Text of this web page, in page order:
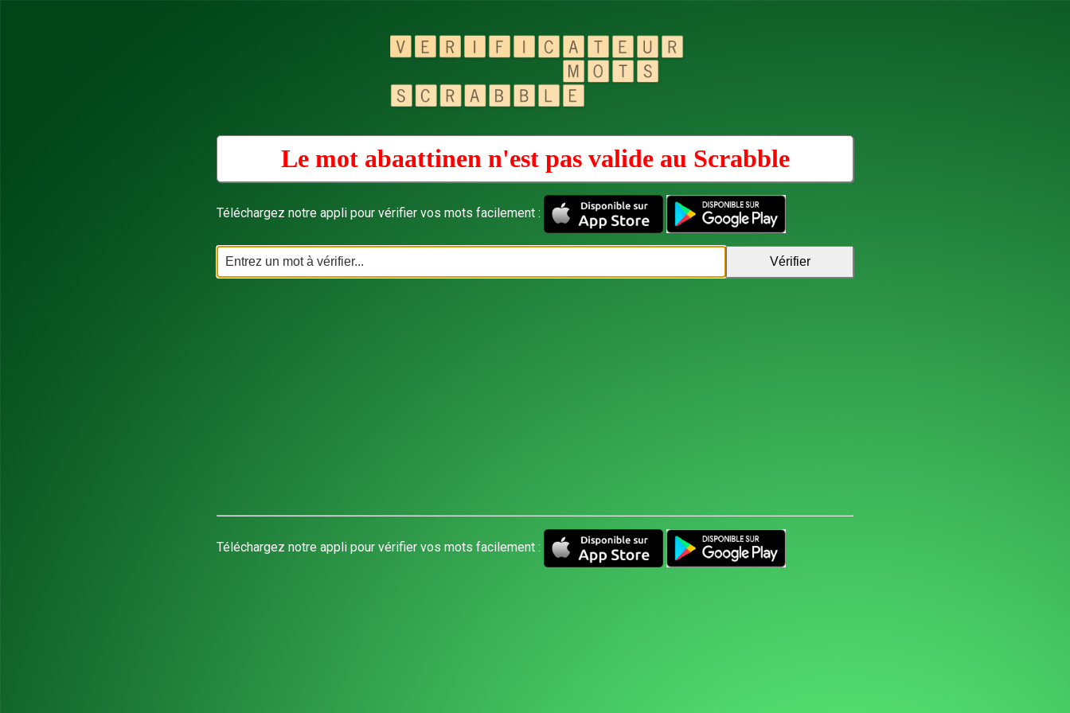
Le mot abaattinen n'est pas valide au Scrabble
Téléchargez notre appli pour vérifier vos mots facilement :
Téléchargez notre appli pour vérifier vos mots facilement :